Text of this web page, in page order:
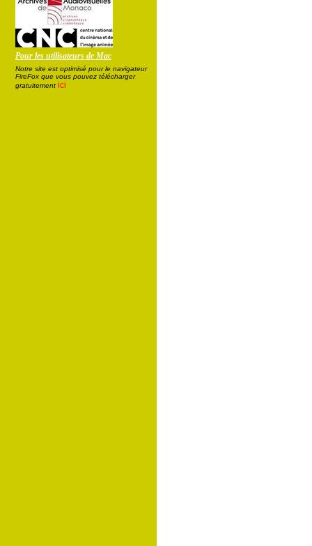
Pour les utilisateurs de Mac
Notre site est optimisé pour le navigateur
FireFox que vous pouvez télécharger
gratuitement ici